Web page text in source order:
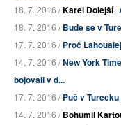
18. 7. 2016 /Karel Dolejší
18. 7. 2016 /Bude se v
17. 7. 2016 /Proč
14. 7. 2016 /New York
bojovali v d...
17. 7. 2016 /Puč v
14. 7. 2016 /Bohumil